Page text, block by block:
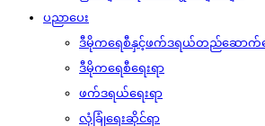
ပညာပေး
ဒီမိုကရေစီနှင့်ဖက်ဒရယ်တည်ဆောက်‌ရေ
ဒီမိုကရေစီရေးရာ
ဖက်ဒရယ်ရေးရာ
လုံခြုံရေးဆိုင်ရာ